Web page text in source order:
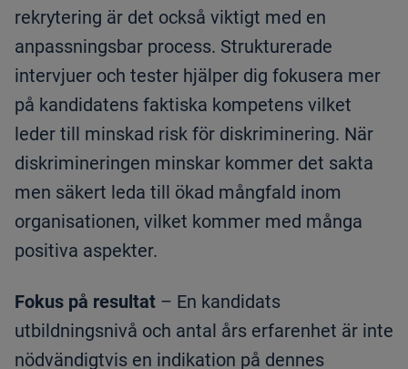
rekrytering är det också viktigt med en
anpassningsbar process. Strukturerade
intervjuer och tester hjälper dig fokusera mer
på kandidatens faktiska kompetens vilket
leder till minskad risk för diskriminering. När
diskrimineringen minskar kommer det sakta
men säkert leda till ökad mångfald inom
organisationen, vilket kommer med många
positiva aspekter.
Fokus på resultat – En kandidats
utbildningsnivå och antal års erfarenhet är inte
nödvändigtvis en indikation på dennes